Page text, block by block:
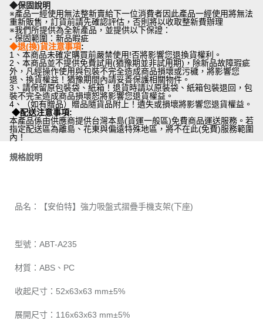
◆保固說明
※產品一經使用無法整新賣給下一位消費者因此產品一經使用將無法
重新販售，訂貨前請先確認評估，否則將以收取整新費辦理
※我們所提供為全新產品，並提供以下保證：
- 保固範圍：新品暇疵
◆退(換)貨注意事項:
1、本商品未確定購買前嚴禁使用!否將影響您退換貨權利。
2、本商品並不提供免費試用(猶豫期並非試用期)，除新品故障瑕疵
外，凡經操作使用與包裝不完全造成商品損壞或污穢，將影響您
退、換貨權益！猶豫期間內請妥善保護相關物件。
3、請保留原包裝袋、紙箱！退貨時請以原裝袋、紙箱包裝退回，包
裝不完全造成商品損壞恕將影響您退貨權益。
4、（如有贈品）贈品隨貨品附上！遺失或損壞將影響您退貨權益。
◆配送注意事項:
本產品係由供應商提供台灣本島(貨運一般區)免費商品運送服務。若
指定配送區為離島、花東與偏遠特殊地區，將不在此(免費)服務範圍
內！
規格說明
品名：【安伯特】強力吸盤式摺疊手機支架(下座)
型號：ABT-A235
材質：ABS、PC
收起尺寸：52x63x63 mm±5%
展開尺寸：116x63x63 mm±5%